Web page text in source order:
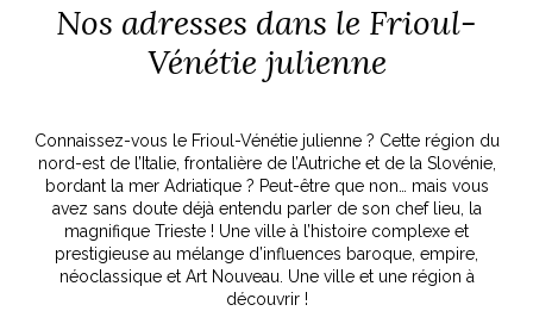
CITY GUIDE
RAYONNER
DÉCOUVRIR
ART ET DESIGN
le
ART DE VIVRE ITALIEN
Leçon de style,
Marta Ferri
SENSIBILITÉ
physique
EN TÊTE-À-TÊTE
La Passeggiata à
Florence
Cheron
MONTE LE SON
Mes podcasts
Nos adresses dans le Frioul-
Vénétie julienne
Connaissez-vous le Frioul-Vénétie julienne ? Cette région du
nord-est de l’Italie, frontalière de l’Autriche et de la Slovénie,
bordant la mer Adriatique ? Peut-être que non… mais vous
avez sans doute déjà entendu parler de son chef lieu, la
magnifique Trieste ! Une ville à l’histoire complexe et
prestigieuse au mélange d’influences baroque, empire,
néoclassique et Art Nouveau. Une ville et une région à
découvrir !